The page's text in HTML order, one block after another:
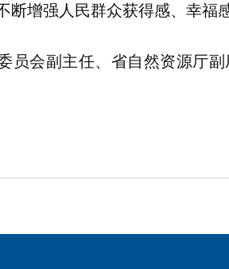
增强人民群众获得感、幸福
员会副主任、省自然资源厅